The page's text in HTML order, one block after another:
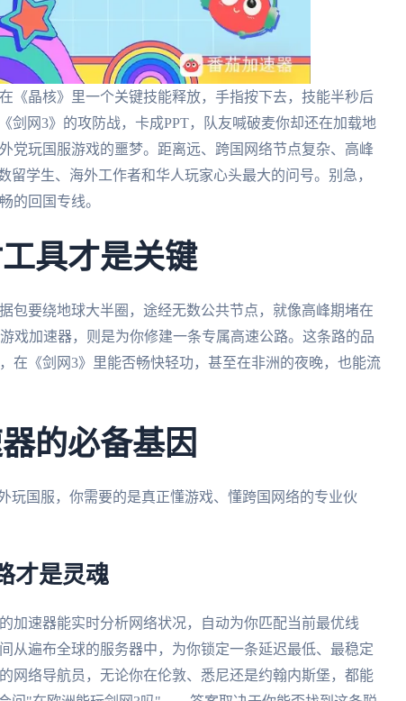
《晶核》里一个关键技能释放，手指按下去，技能半秒后
剑网3》的攻防战，卡成PPT，队友喊破麦你却还在加载地
党玩国服游戏的噩梦。距离远、跨国网络节点复杂、高峰
学生、海外工作者和华人玩家心头最大的问号。别急，
的回国专线。
具才是关键
包要绕地球大半圈，途经无数公共节点，就像高峰期堵在
戏加速器，则是为你修建一条专属高速公路。这条路的品
在《剑网3》里能否畅快轻功，甚至在非洲的夜晚，也能流
的必备基因
玩国服，你需要的是真正懂游戏、懂跨国网络的专业伙
才是灵魂
加速器能实时分析网络状况，自动为你匹配当前最优线
从遍布全球的服务器中，为你锁定一条延迟最低、最稳定
网络导航员，无论你在伦敦、悉尼还是约翰内斯堡，都能